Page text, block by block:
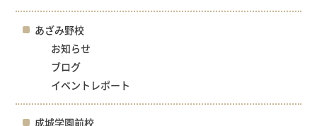
あざみ野校
お知らせ
ブログ
イベントレポート
成城学園前校